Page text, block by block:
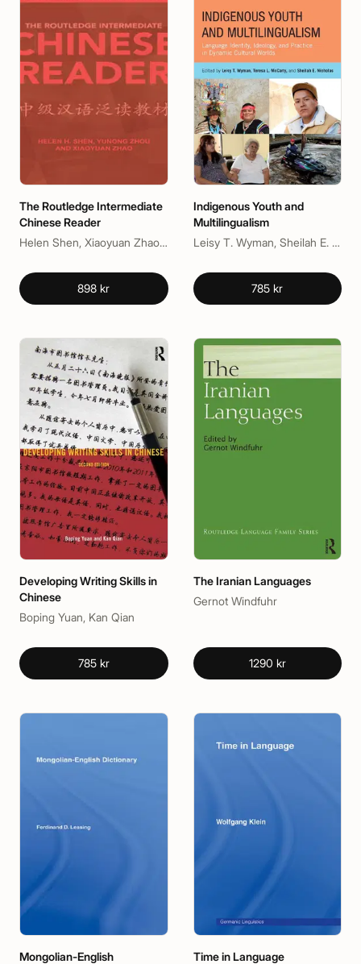
The Routledge Intermediate
Chinese Reader
Helen Shen, Xiaoyuan Zhao, Zhou Yunong
898 kr
Indigenous Youth and
Multilingualism
Leisy T. Wyman, Sheilah E. Nicholas, Teresa L. McCarty
785 kr
Developing Writing Skills in
Chinese
Boping Yuan, Kan Qian
785 kr
The Iranian Languages
Gernot Windfuhr
1290 kr
Mongolian-English
Time in Language